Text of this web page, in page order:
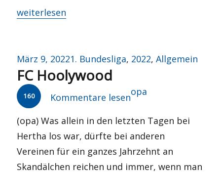
„LIVE: #BMGBSC – Top oder Flop die zweite“
weiterlesen
Veröffentlicht
am
März 9, 2022Kategorien
1. Bundesliga, 2022,Allgemein
FC Hoolywood
160 Kommentare lesen
Autor
opa
(opa) Was allein in den letzten Tagen bei
Hertha los war, dürfte bei anderen
Vereinen für ein ganzes Jahrzehnt an
Skandälchen reichen und immer, wenn man